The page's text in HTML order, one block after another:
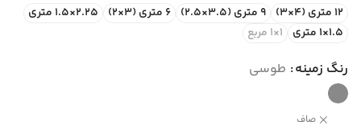
12 متری (4×3) 9 متری (3.5×2.5) 6 متری (3×2)
2.25×1.5 متری
1.5×1 متری
1×1 مربع
رنگ زمینه طوسی
صاف